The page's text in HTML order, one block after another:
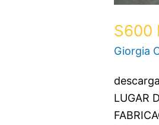
S600
Giorgia
LUGAR